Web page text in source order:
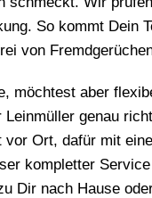
So kommt Dein
von
möchtest aber
Leinmüller genau
Ort, dafür mit
kompletter
Dir nach Hause